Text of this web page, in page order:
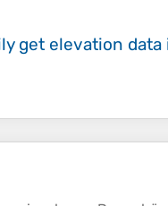
get elevation data